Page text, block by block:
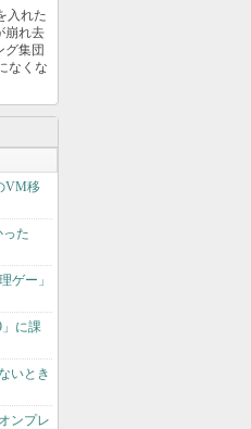
入れた
崩れ去
グ集団
なくな
VM移
った
ゲー」
に課
いとき
ンプレ